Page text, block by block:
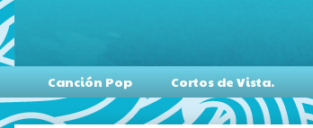
Canción Pop Cortos de Vista.